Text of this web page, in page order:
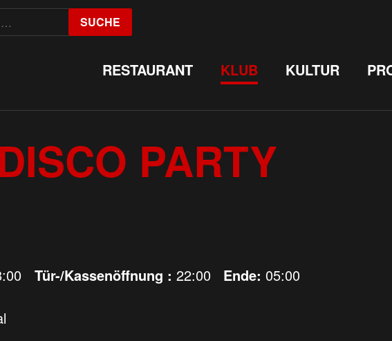
SUCHE
RESTAURANT KLUB KULTUR
PARTY
Tür-/Kassenöffnung : 22:00 Ende: 05:00